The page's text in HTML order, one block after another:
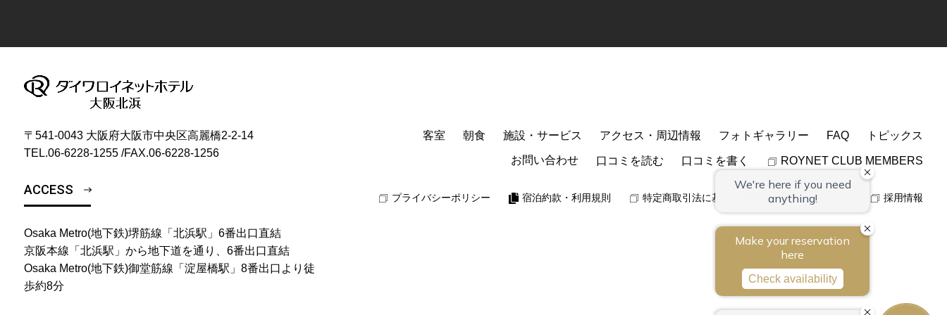
〒541-0043 大阪府大阪市中央区高麗橋2-2-14
TEL.06-6228-1255 /FAX.06-6228-1256
ACCESS
Osaka Metro(地下鉄)堺筋線「北浜駅」6番出口直結
京阪本線「北浜駅」から地下道を通り、6番出口直結
Osaka Metro(地下鉄)御堂筋線「淀屋橋駅」8番出口より徒
歩約8分
客室 朝食 施設・サービス アクセス・周辺情報 フォトギャラリー FAQ トピックス
お問い合わせ 口コミを読む 口コミを書く ROYNET CLUB MEMBERS
プライバシーポリシー 宿泊約款・利用規則 特定商取引法に基づく表記 パンフレット 採用情報